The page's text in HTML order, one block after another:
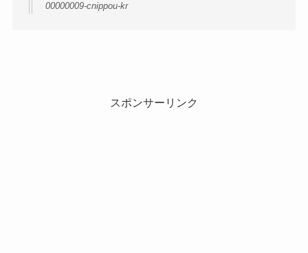
00000009-cnippou-kr
スポンサーリンク